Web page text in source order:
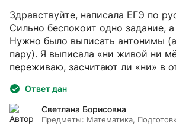
Здравствуйте, написала ЕГЭ по
Сильно беспокоит одно задание,
Нужно было выписать антонимы
пару). Я выписала «ни живой ни
переживаю, засчитают ли «ни» в
Ответ дан
Светлана Борисовна
Предметы: Математика,